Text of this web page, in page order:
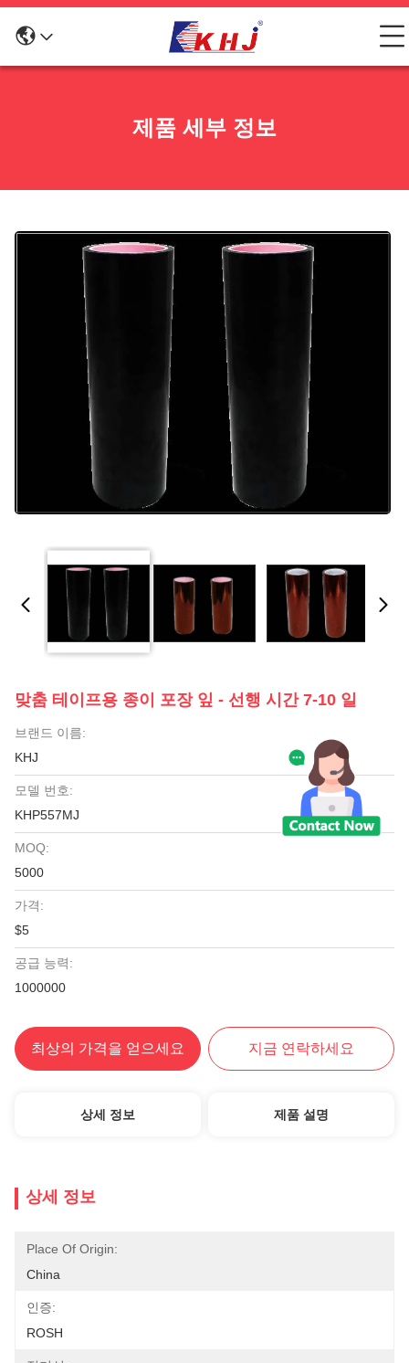
제품 세부 정보
맞춤 테이프용 종이 포장 잎 - 선행 시간 7-10 일
브랜드 이름:
KHJ
모델 번호:
KHP557MJ
MOQ:
5000
가격:
$5
공급 능력:
1000000
최상의 가격을 얻으세요 지금 연락하세요
상세 정보 제품 설명
상세 정보
Place Of Origin:
China
인증:
ROSH